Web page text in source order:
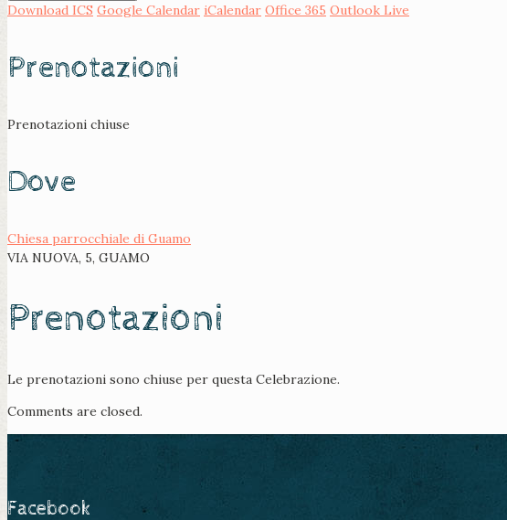
Download ICS Google Calendar iCalendar Office 365 Outlook Live
Prenotazioni
Prenotazioni chiuse
Dove
Chiesa parrocchiale di Guamo
VIA NUOVA, 5, GUAMO
Prenotazioni
Le prenotazioni sono chiuse per questa Celebrazione.
Comments are closed.
Facebook